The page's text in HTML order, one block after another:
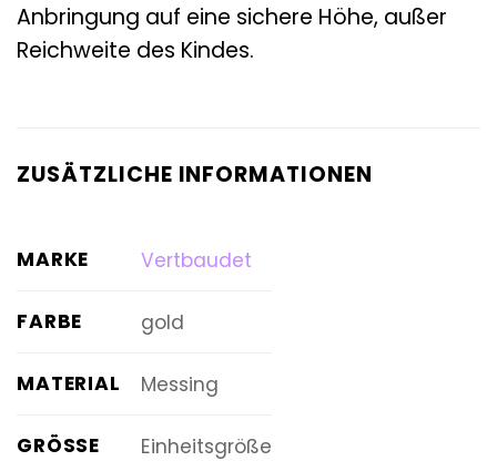
Anbringung auf eine sichere Höhe, außer
Reichweite des Kindes.
ZUSÄTZLICHE INFORMATIONEN
MARKE Vertbaudet
FARBE gold
MATERIAL Messing
GRÖSSE Einheitsgröße